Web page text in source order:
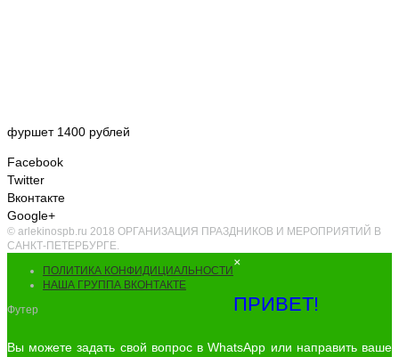
фуршет 1400 рублей
Facebook
Twitter
Вконтакте
Google+
© arlekinospb.ru 2018 ОРГАНИЗАЦИЯ ПРАЗДНИКОВ И МЕРОПРИЯТИЙ В
САНКТ-ПЕТЕРБУРГЕ.
ПОЛИТИКА КОНФИДИЦИАЛЬНОСТИ
НАША ГРУППА ВКОНТАКТЕ
Футер
×
ПРИВЕТ!
Вы можете задать свой вопрос в WhatsApp или направить ваше